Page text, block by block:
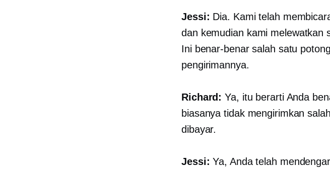
Jessi: Dia. Kami telah
dan kemudian kami melewatkan
Ini benar-benar salah satu
pengirimannya.
Richard: Ya, itu berarti Anda
biasanya tidak mengirimkan
dibayar.
Jessi: Ya, Anda telah